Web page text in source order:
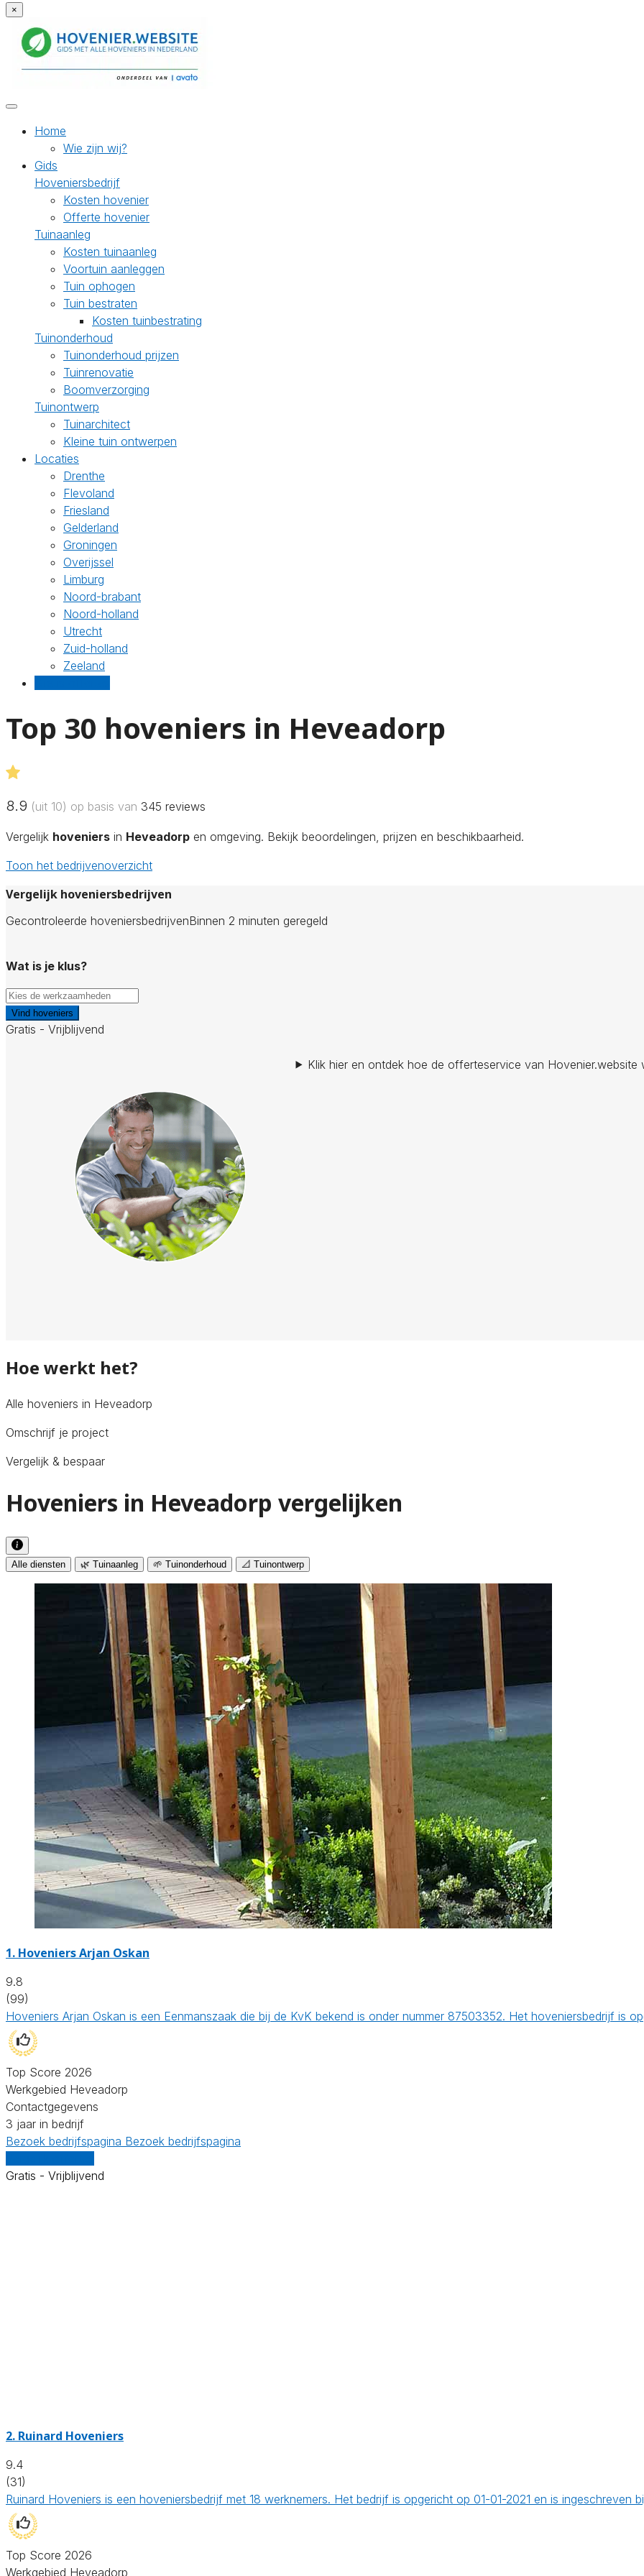
×
Home
Wie zijn wij?
Gids
Hoveniersbedrijf
Kosten hovenier
Offerte hovenier
Tuinaanleg
Kosten tuinaanleg
Voortuin aanleggen
Tuin ophogen
Tuin bestraten
Kosten tuinbestrating
Tuinonderhoud
Tuinonderhoud prijzen
Tuinrenovatie
Boomverzorging
Tuinontwerp
Tuinarchitect
Kleine tuin ontwerpen
Locaties
Drenthe
Flevoland
Friesland
Gelderland
Groningen
Overijssel
Limburg
Noord-brabant
Noord-holland
Utrecht
Zuid-holland
Zeeland
Top 30 hoveniers in Heveadorp
8.9 (uit 10) op basis van 345 reviews
Vergelijk hoveniers in Heveadorp en omgeving. Bekijk beoordelingen, prijzen en beschikbaarheid.
Toon het bedrijvenoverzicht
Vergelijk hoveniersbedrijven
Gecontroleerde hoveniersbedrijvenBinnen 2 minuten geregeld
Wat is je klus?
Vind hoveniers
Gratis - Vrijblijvend
Klik hier en ontdek hoe de offerteservice van Hovenier.website
Hoe werkt het?
Alle hoveniers in Heveadorp
Omschrijf je project
Vergelijk & bespaar
Hoveniers in Heveadorp vergelijken
Alle diensten 🌿 Tuinaanleg 🌱 Tuinonderhoud 📐 Tuinontwerp
1. Hoveniers Arjan Oskan
9.8
(99)
Hoveniers Arjan Oskan is een Eenmanszaak die bij de KvK bekend is onder nummer 87503352. Het hoveniersbedrijf is
Top Score 2026
Werkgebied Heveadorp
Contactgegevens
3 jaar in bedrijf
Bezoek bedrijfspagina Bezoek bedrijfspagina
Gratis - Vrijblijvend
2. Ruinard Hoveniers
9.4
(31)
Ruinard Hoveniers is een hoveniersbedrijf met 18 werknemers. Het bedrijf is opgericht op 01-01-2021 en is ingeschreven
Top Score 2026
Werkgebied Heveadorp